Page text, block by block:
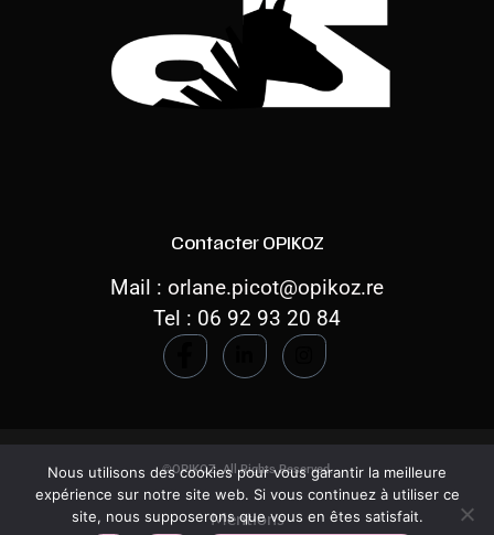
Contacter OPIKOZ
Mail : orlane.picot@opikoz.re
Tel : 06 92 93 20 84
©OPIKOZ. All Rights Reserved.
Mentions
Nous utilisons des cookies pour vous garantir la meilleure
expérience sur notre site web. Si vous continuez à utiliser ce
site, nous supposerons que vous en êtes satisfait.